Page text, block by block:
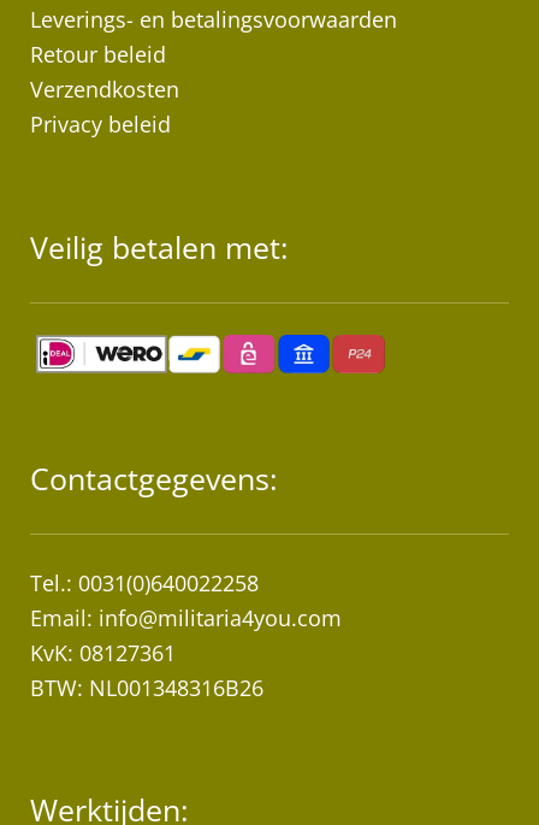
Leverings- en betalingsvoorwaarden
Retour beleid
Verzendkosten
Privacy beleid
Veilig betalen met:
Contactgegevens:
Tel.: 0031(0)640022258
Email: info@militaria4you.com
KvK: 08127361
BTW: NL001348316B26
Werktijden: